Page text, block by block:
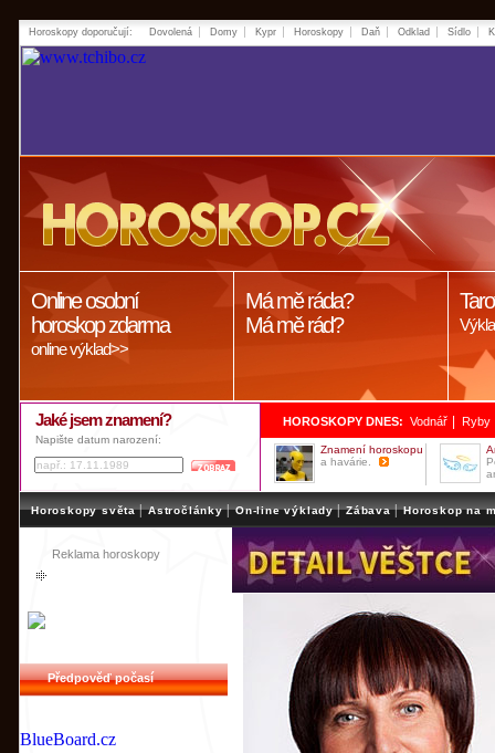
Horoskopy doporučují: Dovolená Domy Kypr Horoskopy Daň Odklad Sídlo
Online osobní
horoskop zdarma
online výklad>>
Má mě ráda?
Má mě rád?
Jaké jsem znamení?
Napište datum narození:
HOROSKOPY DNES: Vodnář Ryby
Znamení horoskopu
a havárie.
Horoskopy světa | Astročlánky | On-line výklady | Zábava | Horoskop na
Reklama horoskopy
Předpověď počasí
BlueBoard.cz